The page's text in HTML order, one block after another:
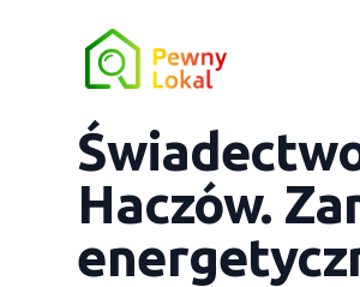
Haczów.